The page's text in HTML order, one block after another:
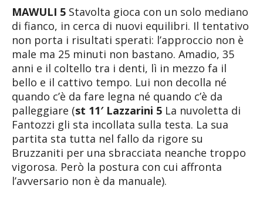
MAWULI 5 Stavolta gioca con un solo mediano
di fianco, in cerca di nuovi equilibri. Il tentativo
non porta i risultati sperati: l’approccio non è
male ma 25 minuti non bastano. Amadio, 35
anni e il coltello tra i denti, lì in mezzo fa il
bello e il cattivo tempo. Lui non decolla né
quando c’è da fare legna né quando c’è da
palleggiare (st 11′ Lazzarini 5 La nuvoletta di
Fantozzi gli sta incollata sulla testa. La sua
partita sta tutta nel fallo da rigore su
Bruzzaniti per una sbracciata neanche troppo
vigorosa. Però la postura con cui affronta
l’avversario non è da manuale).